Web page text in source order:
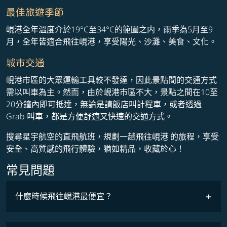
最佳旅遊季節
峴港全年溫度介於19°C至34°C的範圍之内，雨季為5月至9
月，全年皆適合飛往峴港，享受陽光、沙灘、美食、文化。
城市交通
峴港市區的大眾運輸工具較不發達，因此景點間的交通方式
需以叫車為主。然而，由於峴港市區不大，景點之間在10至
20分鐘內即可抵達，無論是請飯店叫計程車，或者透過
Grab 叫車，都是方便舒適又快速的交通方式。
搜尋星宇航空的直飛航班，規劃一趟飛往峴港 的旅程，享受
安全、高質感的飛行體驗，猶如精品，收藏於心！
常見問題
什麼時候飛往峴港最便宜？